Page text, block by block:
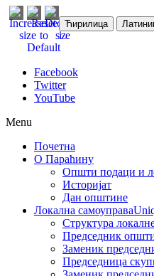
Ћирилица
Facebook
Twitter
YouTube
Menu
Почетна
О Параћину
Општи подаци и
Историјат
Дан општине
Локална самоуправа
Структура
Председник
Заменик
Председница